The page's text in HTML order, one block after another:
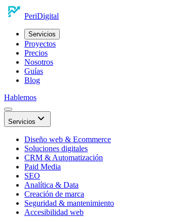
PeriDigital
Servicios
Proyectos
Precios
Nosotros
Guías
Blog
Hablemos
Servicios
Diseño web & Ecommerce
Soluciones digitales
CRM & Automatización
Paid Media
SEO
Analítica & Data
Creación de marca
Seguridad & mantenimiento
Accesibilidad web